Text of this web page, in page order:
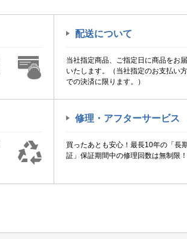
配送について
当社指定商品、ご指定日に商品をお
いたします。（当社指定のお支払い
での決済に限ります。）
修理・アフターサービス
買ったあとも安心！最長10年の「長
証」保証期間中の修理回数は無制限！